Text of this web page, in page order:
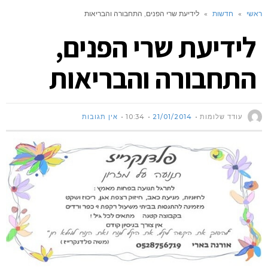
ראשי » חדשות » לידיעת שרי הפנים, התחבורה והבריאות
לידיעת שרי הפנים,
התחבורה והבריאות
עודד שלומות 21/01/2014
10:34 אין תגובות